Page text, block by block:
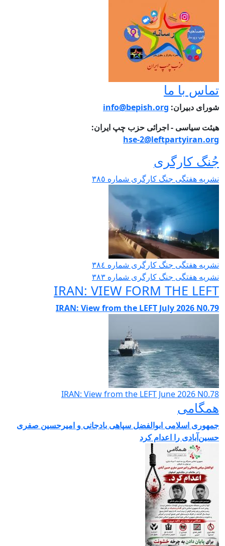
با ما
دبیران:info@bepish.org
سیاسی - اجرائی حزب چپ ایران:
hse-
کارگری
هفتگی جنگ کارگری شمارە ٣٨٥
هفتگی جنگ کارگری شمارە ٣٨٤
هفتگی جنگ کارگری شمارە ٣٨٣
IRAN: VIEW FORM THE
IRAN: View from the LEFT July 2026
IRAN: View from the LEFT June 2026
اسلامی ابوالفضل سپاهی بادجانی و امیرحسین صفری
را اعدام کرد